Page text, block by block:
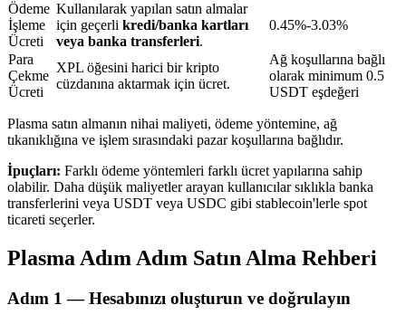
Kripto destekli borçlanma hizmeti
Ödeme
İşleme
Ücreti
Kullanılarak yapılan satın almalar
için geçerli kredi/banka kartları
veya banka transferleri.
0.45%-3.03%
Para
Çekme
Ücreti
XPL öğesini harici bir kripto
cüzdanına aktarmak için ücret.
Ağ koşullarına bağlı
olarak minimum 0.5
USDT eşdeğeri
Plasma satın almanın nihai maliyeti, ödeme yöntemine, ağ
tıkanıklığına ve işlem sırasındaki pazar koşullarına bağlıdır.
İpuçları: Farklı ödeme yöntemleri farklı ücret yapılarına sahip
olabilir. Daha düşük maliyetler arayan kullanıcılar sıklıkla banka
transferlerini veya USDT veya USDC gibi stablecoin'lerle spot
ticareti seçerler.
Plasma Adım Adım Satın Alma Rehberi
Adım 1 —Hesabınızı oluşturun ve doğrulayın